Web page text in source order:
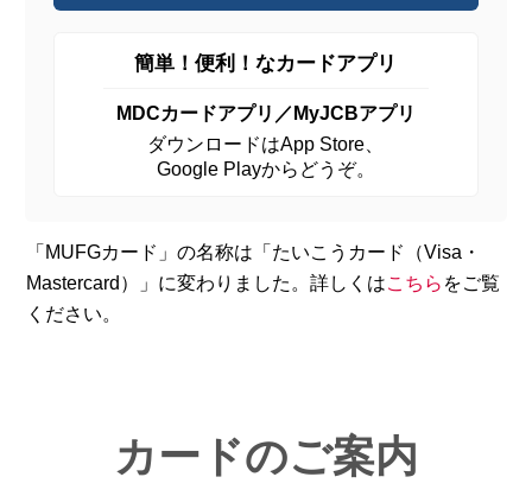
簡単！便利！なカードアプリ
MDCカードアプリ／MyJCBアプリ
ダウンロードはApp Store、
Google Playからどうぞ。
「MUFGカード」の名称は「たいこうカード（Visa・
Mastercard）」に変わりました。詳しくはこちら をご覧
ください。
カードのご案内